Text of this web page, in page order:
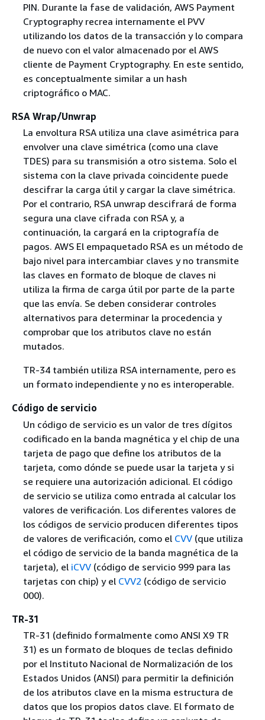
PIN. Durante la fase de validación, AWS Payment
Cryptography recrea internamente el PVV
utilizando los datos de la transacción y lo compara
de nuevo con el valor almacenado por el AWS
cliente de Payment Cryptography. En este sentido,
es conceptualmente similar a un hash
criptográfico o MAC.
RSA Wrap/Unwrap
La envoltura RSA utiliza una clave asimétrica para
envolver una clave simétrica (como una clave
TDES) para su transmisión a otro sistema. Solo el
sistema con la clave privada coincidente puede
descifrar la carga útil y cargar la clave simétrica.
Por el contrario, RSA unwrap descifrará de forma
segura una clave cifrada con RSA y, a
continuación, la cargará en la criptografía de
pagos. AWS El empaquetado RSA es un método de
bajo nivel para intercambiar claves y no transmite
las claves en formato de bloque de claves ni
utiliza la firma de carga útil por parte de la parte
que las envía. Se deben considerar controles
alternativos para determinar la procedencia y
comprobar que los atributos clave no están
mutados.
TR-34 también utiliza RSA internamente, pero es
un formato independiente y no es interoperable.
Código de servicio
Un código de servicio es un valor de tres dígitos
codificado en la banda magnética y el chip de una
tarjeta de pago que define los atributos de la
tarjeta, como dónde se puede usar la tarjeta y si
se requiere una autorización adicional. El código
de servicio se utiliza como entrada al calcular los
valores de verificación. Los diferentes valores de
los códigos de servicio producen diferentes tipos
de valores de verificación, como el CVV(que utiliza
el código de servicio de la banda magnética de la
tarjeta), el iCVV(código de servicio 999 para las
tarjetas con chip) y el CVV2 (código de servicio
000).
TR-31
TR-31 (definido formalmente como ANSI X9 TR
31) es un formato de bloques de teclas definido
por el Instituto Nacional de Normalización de los
Estados Unidos (ANSI) para permitir la definición
de los atributos clave en la misma estructura de
datos que los propios datos clave. El formato de